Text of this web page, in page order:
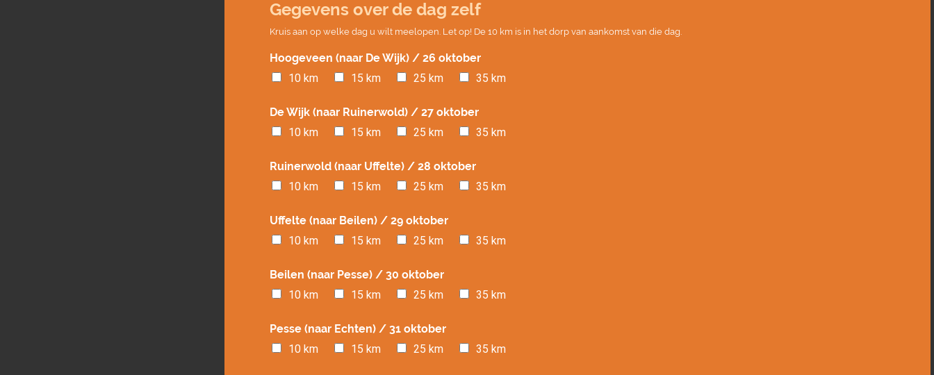
Gegevens over de dag zelf
Kruis aan op welke dag u wilt meelopen. Let op! De 10 km is in het dorp van aankomst van die dag.
Hoogeveen (naar De Wijk) / 26 oktober
10 km
15 km 25 km 35 km
De Wijk (naar Ruinerwold) / 27 oktober
10 km
15 km 25 km 35 km
Ruinerwold (naar Uffelte) / 28 oktober
10 km
15 km 25 km 35 km
Uffelte (naar Beilen) / 29 oktober
10 km
15 km 25 km 35 km
Beilen (naar Pesse) / 30 oktober
10 km
15 km 25 km 35 km
Pesse (naar Echten) / 31 oktober
10 km
15 km 25 km 35 km